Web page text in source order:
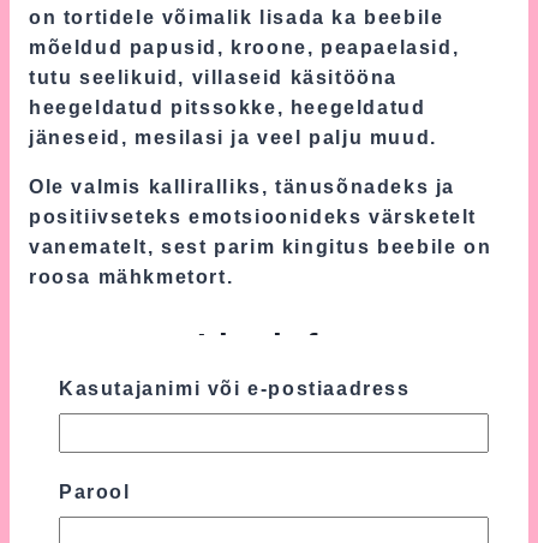
on tortidele võimalik lisada ka beebile
mõeldud papusid, kroone, peapaelasid,
tutu seelikuid, villaseid käsitööna
heegeldatud pitssokke, heegeldatud
jäneseid, mesilasi ja veel palju muud.
Ole valmis kalliralliks, tänusõnadeks ja
positiivseteks emotsioonideks värsketelt
vanematelt, sest parim kingitus beebile on
roosa mähkmetort.
Lisainfo
Kaal
1.8 kg
Mõõtmed 27 × 27 × 35 cm
Arvustused
Kasutajanimi või e-postiaadress
Parool